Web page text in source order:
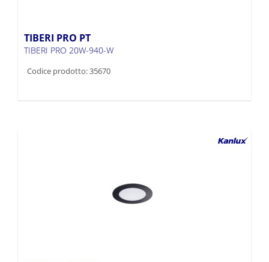
TIBERI PRO PT
TIBERI PRO 20W-940-W
Codice prodotto: 35670